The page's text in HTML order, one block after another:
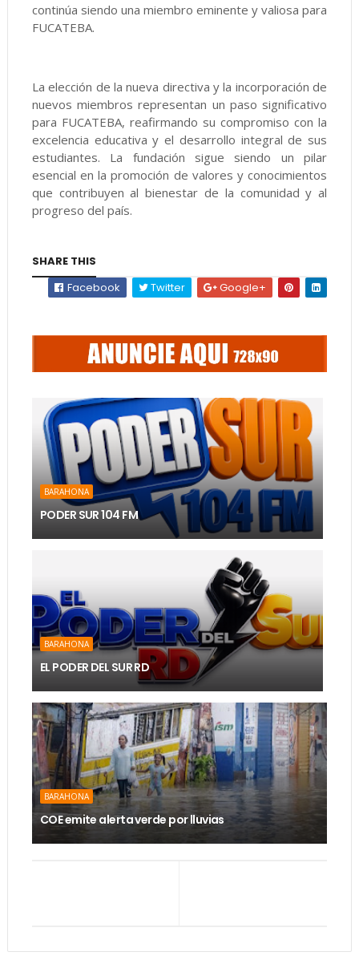
continúa siendo una miembro eminente y valiosa para
FUCATEBA.
La elección de la nueva directiva y la incorporación de
nuevos miembros representan un paso significativo
para FUCATEBA, reafirmando su compromiso con la
excelencia educativa y el desarrollo integral de sus
estudiantes. La fundación sigue siendo un pilar
esencial en la promoción de valores y conocimientos
que contribuyen al bienestar de la comunidad y al
progreso del país.
SHARE THIS
Facebook
Twitter Google+
BARAHONA
PODER SUR 104 FM
BARAHONA
EL PODER DEL SUR RD
BARAHONA
COE emite alerta verde por lluvias